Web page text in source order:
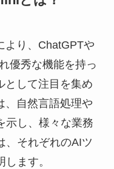
り、ChatGPTや
優秀な機能を持っ
として注目を集め
、自然言語処理や
示し、様々な業務
、それぞれのAIツ
ます。